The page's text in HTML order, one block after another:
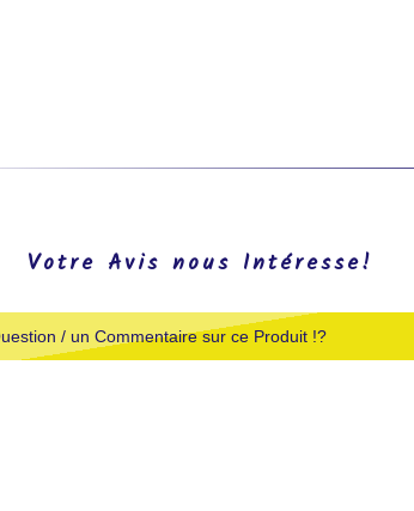
Votre Avis nous Intéresse!
/ un Commentaire sur ce Produit !?